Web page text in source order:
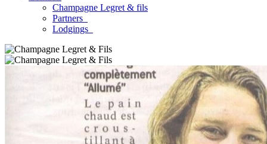
Champagne Legret & fils
Partners
Lodgings